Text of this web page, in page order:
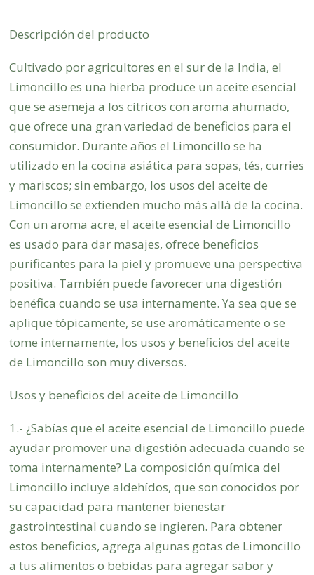
Descripción del producto
Cultivado por agricultores en el sur de la India, el
Limoncillo es una hierba produce un aceite esencial
que se asemeja a los cítricos con aroma ahumado,
que ofrece una gran variedad de beneficios para el
consumidor. Durante años el Limoncillo se ha
utilizado en la cocina asiática para sopas, tés, curries
y mariscos; sin embargo, los usos del aceite de
Limoncillo se extienden mucho más allá de la cocina.
Con un aroma acre, el aceite esencial de Limoncillo
es usado para dar masajes, ofrece beneficios
purificantes para la piel y promueve una perspectiva
positiva. También puede favorecer una digestión
benéfica cuando se usa internamente. Ya sea que se
aplique tópicamente, se use aromáticamente o se
tome internamente, los usos y beneficios del aceite
de Limoncillo son muy diversos.
Usos y beneficios del aceite de Limoncillo
1.- ¿Sabías que el aceite esencial de Limoncillo puede
ayudar promover una digestión adecuada cuando se
toma internamente? La composición química del
Limoncillo incluye aldehídos, que son conocidos por
su capacidad para mantener bienestar
gastrointestinal cuando se ingieren. Para obtener
estos beneficios, agrega algunas gotas de Limoncillo
a tus alimentos o bebidas para agregar sabor y